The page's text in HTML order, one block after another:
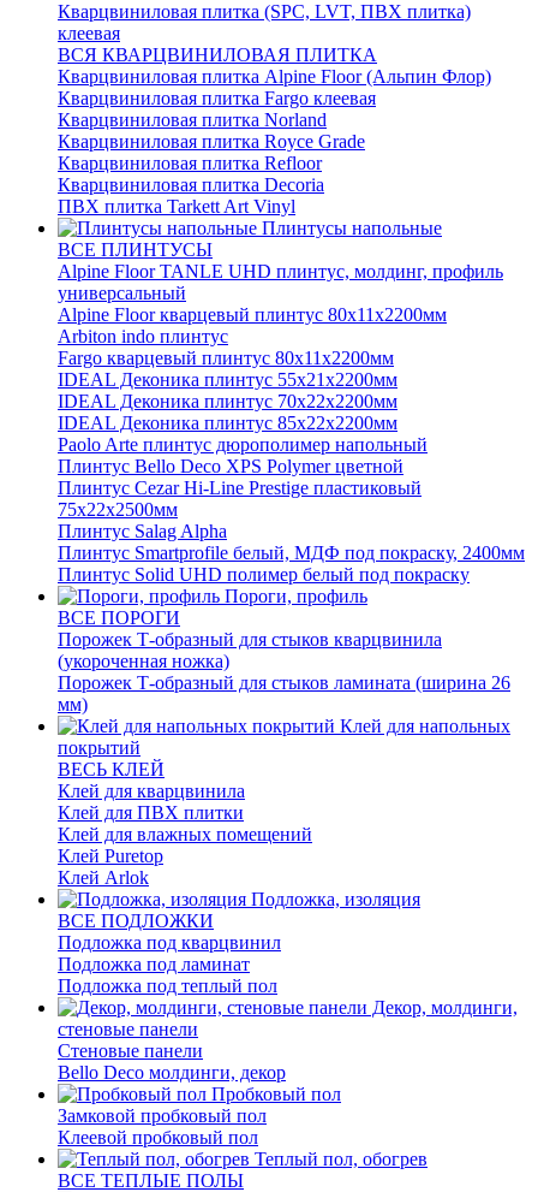
Кварцвиниловая плитка (SPC, LVT, ПВХ плитка)
клеевая
ВСЯ КВАРЦВИНИЛОВАЯ ПЛИТКА
Кварцвиниловая плитка Alpine Floor (Альпин Флор)
Кварцвиниловая плитка Fargo клеевая
Кварцвиниловая плитка Norland
Кварцвиниловая плитка Royce Grade
Кварцвиниловая плитка Refloor
Кварцвиниловая плитка Decoria
ПВХ плитка Tarkett Art Vinyl
Плинтусы напольные
ВСЕ ПЛИНТУСЫ
Alpine Floor TANLE UHD плинтус, молдинг, профиль
универсальный
Alpine Floor кварцевый плинтус 80х11х2200мм
Arbiton indo плинтус
Fargo кварцевый плинтус 80х11х2200мм
IDEAL Деконика плинтус 55х21х2200мм
IDEAL Деконика плинтус 70х22х2200мм
IDEAL Деконика плинтус 85х22х2200мм
Paolo Arte плинтус дюрополимер напольный
Плинтус Bello Deco XPS Polymer цветной
Плинтус Cezar Hi-Line Prestige пластиковый
75х22х2500мм
Плинтус Salag Alpha
Плинтус Smartprofile белый, МДФ под покраску, 2400мм
Плинтус Solid UHD полимер белый под покраску
Пороги, профиль
ВСЕ ПОРОГИ
Порожек Т-образный для стыков кварцвинила
(укороченная ножка)
Порожек Т-образный для стыков ламината (ширина 26
мм)
Клей для напольных
покрытий
ВЕСЬ КЛЕЙ
Клей для кварцвинила
Клей для ПВХ плитки
Клей для влажных помещений
Клей Puretop
Клей Arlok
Подложка, изоляция
ВСЕ ПОДЛОЖКИ
Подложка под кварцвинил
Подложка под ламинат
Подложка под теплый пол
Декор, молдинги,
стеновые панели
Стеновые панели
Bello Deco молдинги, декор
Пробковый пол
Замковой пробковый пол
Клеевой пробковый пол
Теплый пол, обогрев
ВСЕ ТЕПЛЫЕ ПОЛЫ